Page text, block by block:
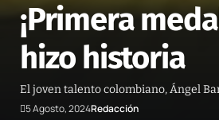
¡Primera
hizo historia
El joven talento colombiano, Ángel
5 Agosto, 2024Redacción